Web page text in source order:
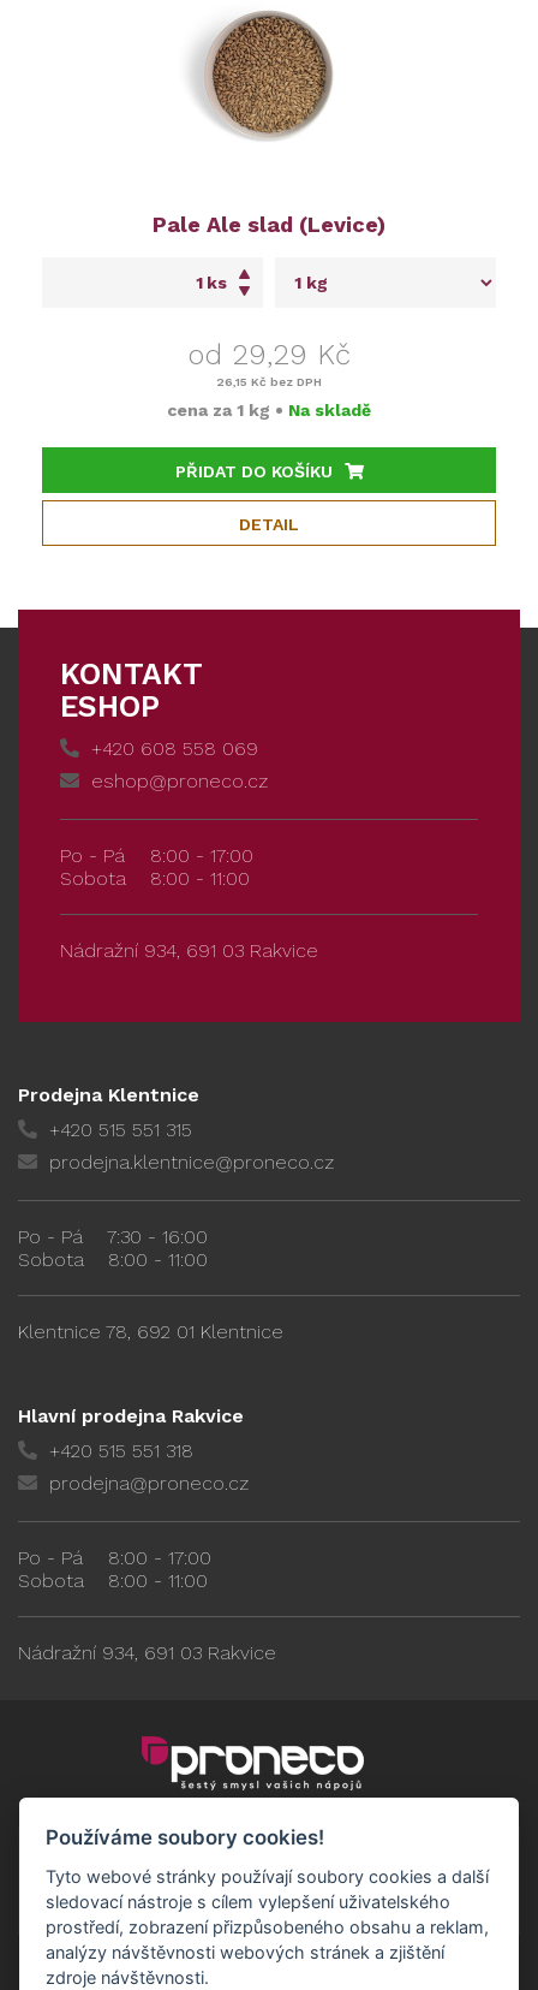
Pale Ale slad (Levice)
ks
od 29,29 Kč
26,15 Kč bez DPH
cena za 1 kg • Na skladě
PŘIDAT DO KOŠÍKU
DETAIL
KONTAKT
ESHOP
+420 608 558 069
eshop@proneco.cz
Po - Pá
8:00 - 17:00
Sobota
8:00 - 11:00
Nádražní 934, 691 03 Rakvice
Prodejna Klentnice
+420 515 551 315
prodejna.klentnice@proneco.cz
Po - Pá
7:30 - 16:00
Sobota
8:00 - 11:00
Klentnice 78, 692 01 Klentnice
Hlavní prodejna Rakvice
+420 515 551 318
prodejna@proneco.cz
Po - Pá
8:00 - 17:00
Sobota
8:00 - 11:00
Nádražní 934, 691 03 Rakvice
Používáme soubory cookies!
Tyto webové stránky používají soubory cookies a další
sledovací nástroje s cílem vylepšení uživatelského
prostředí, zobrazení přizpůsobeného obsahu a reklam,
analýzy návštěvnosti webových stránek a zjištění
zdroje návštěvnosti.